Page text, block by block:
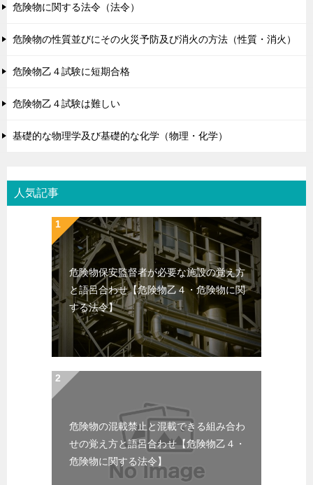
危険物に関する法令（法令）
危険物の性質並びにその火災予防及び消火の方法（性質・消火）
危険物乙４試験に短期合格
危険物乙４試験は難しい
基礎的な物理学及び基礎的な化学（物理・化学）
人気記事
危険物保安監督者が必要な施設の覚え方
と語呂合わせ【危険物乙４・危険物に関
する法令】
危険物の混載禁止と混載できる組み合わ
せの覚え方と語呂合わせ【危険物乙４・
危険物に関する法令】